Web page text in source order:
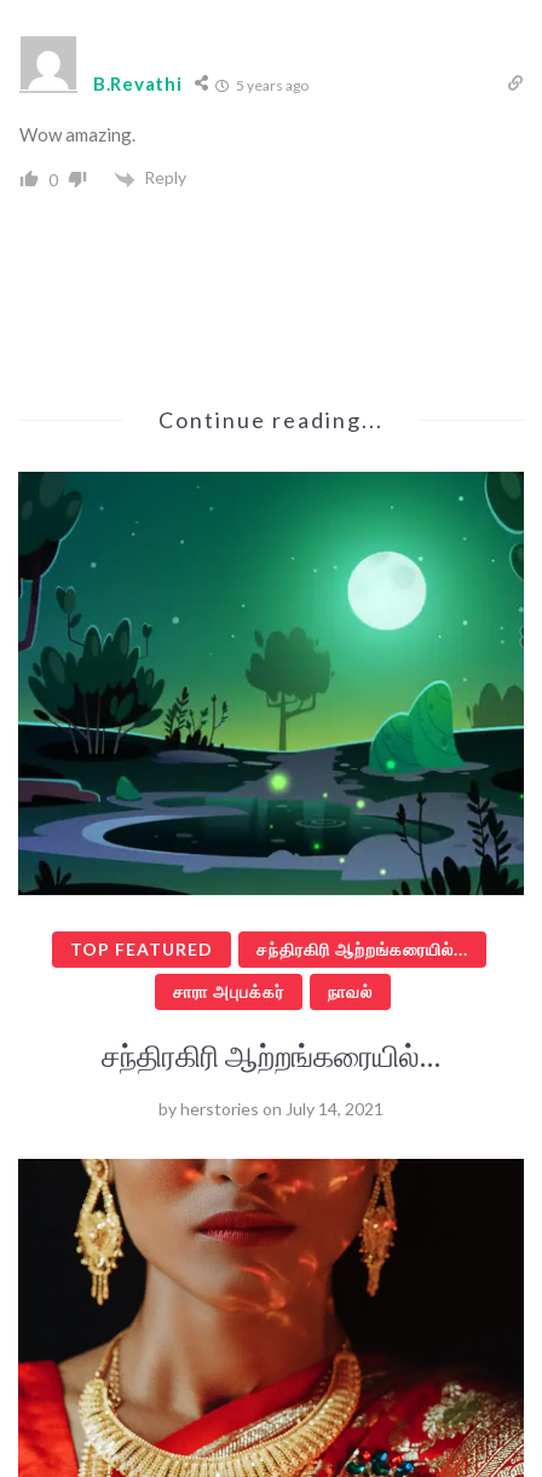
B.Revathi 5 years ago
Wow amazing.
0 Reply
Continue reading...
TOP FEATURED சந்திரகிரி ஆற்றங்கரையில்...
சாரா அபுபக்கர் நாவல்
சந்திரகிரி ஆற்றங்கரையில்…
byherstories on July 14, 2021